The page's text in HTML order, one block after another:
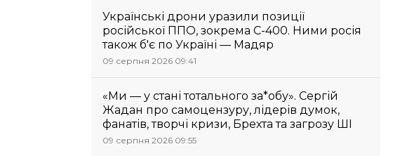
Українські дрони уразили позиції
російської ППО, зокрема С-400. Ними росія
також б'є по Україні — Мадяр
09 серпня 2026 09:41
«Ми — у стані тотального за*обу». Сергій
Жадан про самоцензуру, лідерів думок,
фанатів, творчі кризи, Брехта та загрозу ШІ
09 серпня 2026 09:55